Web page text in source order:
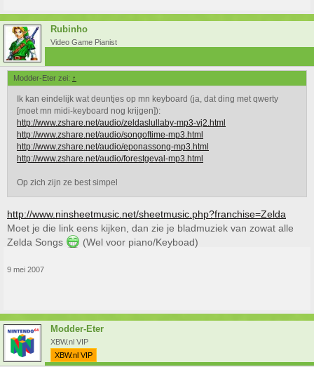
Rubinho
Video Game Pianist
Modder-Eter zei: ↑
Ik kan eindelijk wat deuntjes op mn keyboard (ja, dat ding met qwerty
[moet mn midi-keyboard nog krijgen]):
http://www.zshare.net/audio/zeldaslullaby-mp3-vj2.html
http://www.zshare.net/audio/songoftime-mp3.html
http://www.zshare.net/audio/eponassong-mp3.html
http://www.zshare.net/audio/forestgeval-mp3.html
Op zich zijn ze best simpel
http://www.ninsheetmusic.net/sheetmusic.php?franchise=Zelda
Moet je die link eens kijken, dan zie je bladmuziek van zowat alle
Zelda Songs
(Wel voor piano/Keyboad)
9 mei 2007
Modder-Eter
XBW.nl VIP
XBW.nl VIP